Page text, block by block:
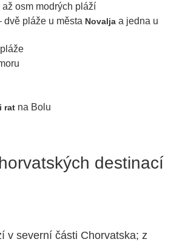
až osm modrých pláží
dvě pláže u města Novalja a jedna u
rat na Bolu
destinací
v severní části Chorvatska; z